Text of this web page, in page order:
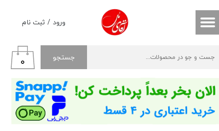
ورود / ثبت نام
حساب کاربری من
خروج از حساب کاربری
جستجو ۰